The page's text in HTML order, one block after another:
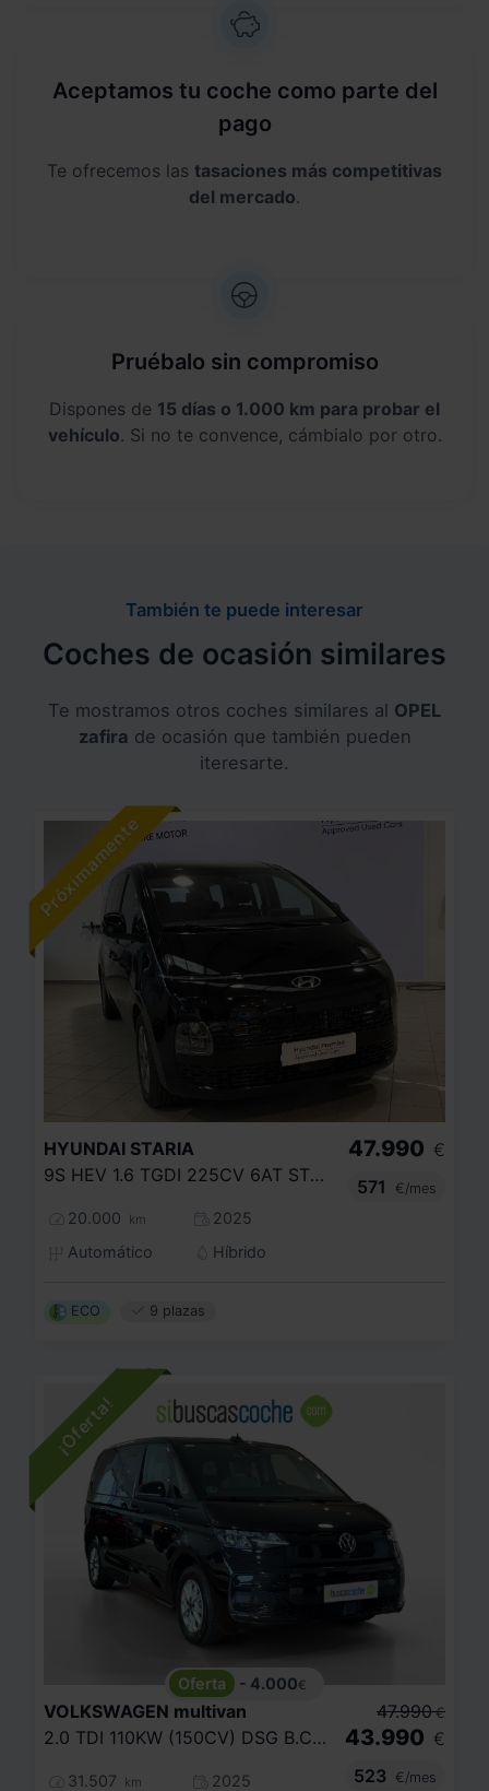
Aceptamos tu coche como parte del
pago
Te ofrecemos las tasaciones más competitivas
del mercado.
Pruébalo sin compromiso
Dispones de 15 días o 1.000 km para probar el
vehículo. Si no te convence, cámbialo por otro.
También te puede interesar
Coches de ocasión similares
Te mostramos otros coches similares al OPEL
zafira de ocasión que también pueden
iteresarte.
HYUNDAI STARIA
9S HEV 1.6 TGDI 225CV 6AT STYLE
20.000 km
2025
Automático
Híbrido
47.990 €
571
€/mes
ECO 9 plazas
- 4.000€
VOLKSWAGEN multivan
2.0 TDI 110KW (150CV) DSG B.CORTA
31.507 km
2025
47.990 €
43.990 €
523
€/mes